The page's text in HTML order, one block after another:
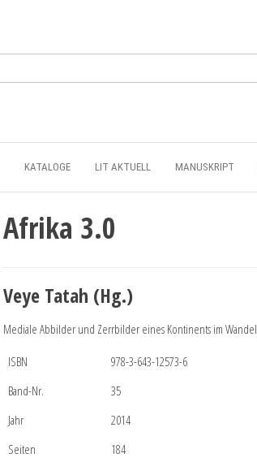
KATALOGE LIT AKTUELL MANUSKRIPT
Afrika 3.0
Veye Tatah (Hg.)
Mediale Abbilder und Zerrbilder eines Kontinents im Wandel
ISBN
978-3-643-12573-6
Band-Nr.
35
Jahr
2014
Seiten
184